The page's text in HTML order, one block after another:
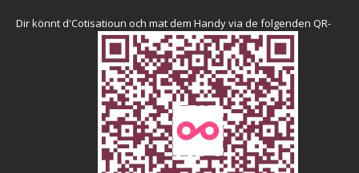
Dir könnt d'Cotisatioun och mat dem Handy via de folgenden QR-